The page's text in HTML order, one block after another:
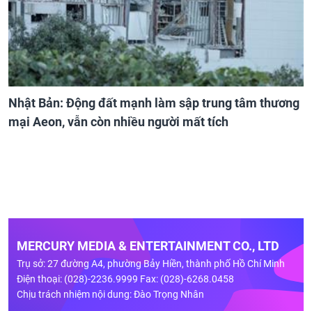
Nhật Bản: Động đất mạnh làm sập trung tâm thương
mại Aeon, vẫn còn nhiều người mất tích
MERCURY MEDIA & ENTERTAINMENT CO., LTD
Trụ sở: 27 đường A4, phường Bảy Hiền, thành phố Hồ Chí Minh
Điện thoại: (028)-2236.9999 Fax: (028)-6268.0458
Chịu trách nhiệm nội dung: Đào Trọng Nhân